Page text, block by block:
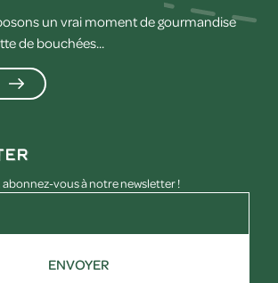
un vrai moment de gourmandise
de bouchées...
abonnez-vous à notre newsletter !
ENVOYER